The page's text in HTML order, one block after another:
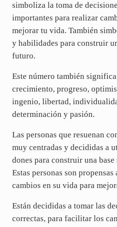
simboliza la toma de
importantes para realizar
mejorar tu vida. También
y habilidades para construir
futuro.
Este número también
crecimiento, progreso,
ingenio, libertad,
determinación y pasión.
Las personas que resuenan
muy centradas y decididas a
dones para construir una
Estas personas son
cambios en su vida para
Están decididas a tomar las
correctas, para facilitar los